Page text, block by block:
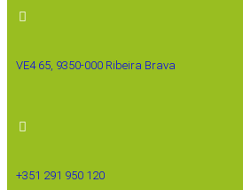
VE4 65, 9350-000 Ribeira Brava
+351 291 950 120